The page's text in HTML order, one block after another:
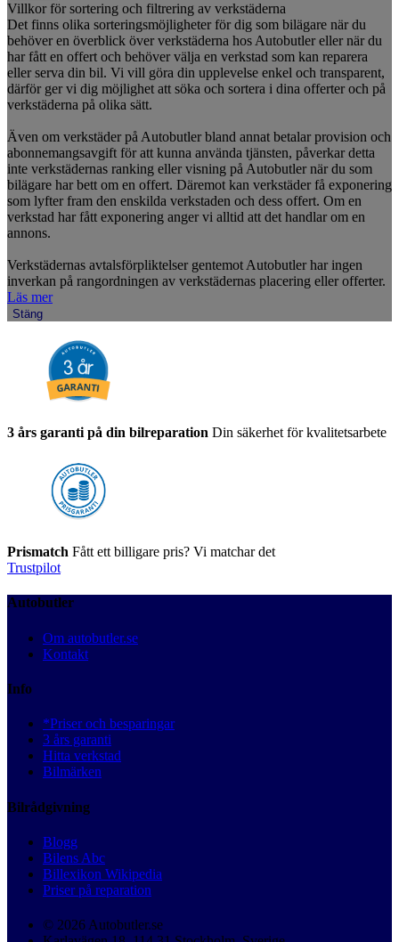
Villkor för sortering och filtrering av verkstäderna
Det finns olika sorteringsmöjligheter för dig som bilägare när du
behöver en överblick över verkstäderna hos Autobutler eller när du
har fått en offert och behöver välja en verkstad som kan reparera
eller serva din bil. Vi vill göra din upplevelse enkel och transparent,
därför ger vi dig möjlighet att söka och sortera i dina offerter och på
verkstäderna på olika sätt.
Även om verkstäder på Autobutler bland annat betalar provision och
abonnemangsavgift för att kunna använda tjänsten, påverkar detta
inte verkstädernas ranking eller visning på Autobutler när du som
bilägare har bett om en offert. Däremot kan verkstäder få exponering
som lyfter fram den enskilda verkstaden och dess offert. Om en
verkstad har fått exponering anger vi alltid att det handlar om en
annons.
Verkstädernas avtalsförpliktelser gentemot Autobutler har ingen
inverkan på rangordningen av verkstädernas placering eller offerter.
Läs mer
Stäng
3 års garanti på din bilreparation Din säkerhet för kvalitetsarbete
Prismatch Fått ett billigare pris? Vi matchar det
Trustpilot
Autobutler
Om autobutler.se
Kontakt
Info
*Priser och besparingar
3 års garanti
Hitta verkstad
Bilmärken
Bilrådgivning
Blogg
Bilens Abc
Billexikon Wikipedia
Priser på reparation
© 2026 Autobutler.se